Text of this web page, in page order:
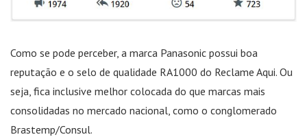
Como se pode perceber, a marca Panasonic possui boa
reputação e o selo de qualidade RA1000 do Reclame Aqui. Ou
seja, fica inclusive melhor colocada do que marcas mais
consolidadas no mercado nacional, como o conglomerado
Brastemp/Consul.